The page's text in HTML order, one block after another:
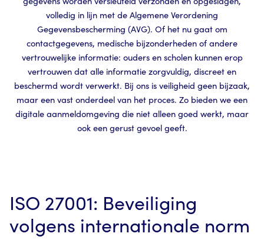
volledig in lijn met de Algemene Verordening
Gegevensbescherming (AVG). Of het nu gaat om
contactgegevens, medische bijzonderheden of andere
vertrouwelijke informatie: ouders en scholen kunnen erop
vertrouwen dat alle informatie zorgvuldig, discreet en
beschermd wordt verwerkt. Bij ons is veiligheid geen bijzaak,
maar een vast onderdeel van het proces. Zo bieden we een
digitale aanmeldomgeving die niet alleen goed werkt, maar
ook een gerust gevoel geeft.
ISO 27001: Beveiliging
volgens internationale norm